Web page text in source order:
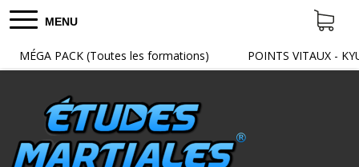
MENU
MÉGA PACK (Toutes les formations) POINTS VITAUX -